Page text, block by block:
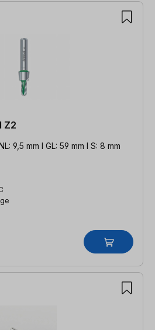
Z2
9,5 mm l GL: 59 mm l S: 8 mm